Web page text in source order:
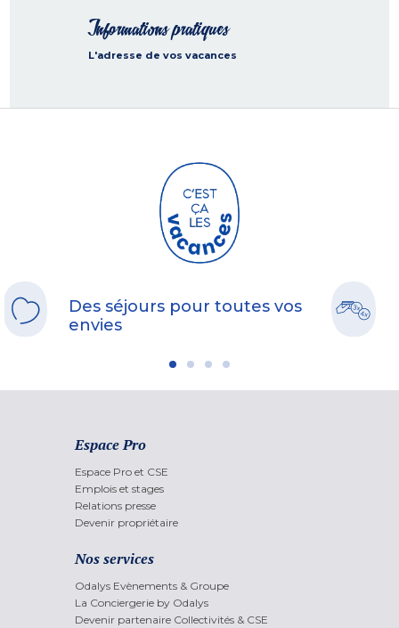
Informations pratiques
L'adresse de vos vacances
Des séjours pour toutes vos
envies
Espace Pro
Espace Pro et CSE
Emplois et stages
Relations presse
Devenir propriétaire
Nos services
Odalys Evènements & Groupe
La Conciergerie by Odalys
Devenir partenaire Collectivités & CSE